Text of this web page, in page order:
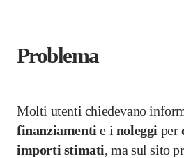
Problema
Molti utenti chiedevano
finanziamenti e i noleggi per
importi stimati, ma sul sito